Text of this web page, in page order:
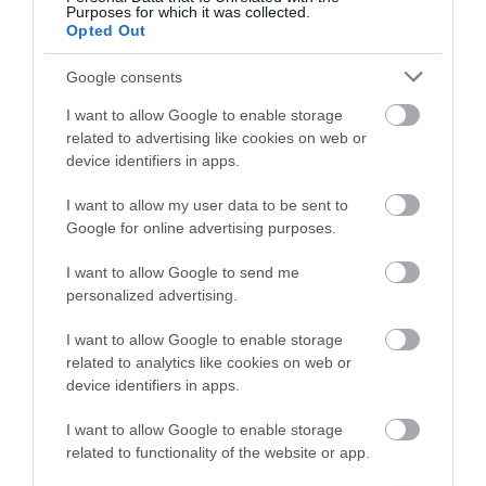
Purposes for which it was collected.
Opted Out
Google consents
I want to allow Google to enable storage
related to advertising like cookies on web or
device identifiers in apps.
I want to allow my user data to be sent to
Google for online advertising purposes.
I want to allow Google to send me
personalized advertising.
I want to allow Google to enable storage
related to analytics like cookies on web or
device identifiers in apps.
I want to allow Google to enable storage
related to functionality of the website or app.
LBS nostāja izraisa plašu
rezonansi – savu viedokli neslēpj
arī Latvijas sporta sabiedrība